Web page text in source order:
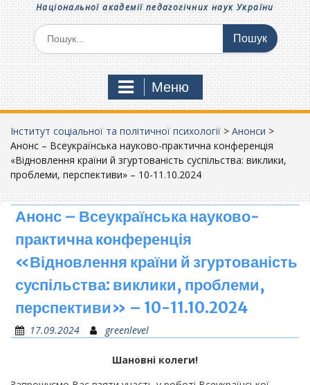
Національної академії педагогічних наук України
Шукати:
Меню
Інститут соціальної та політичної психології > Анонси >
Анонс – Всеукраїнська науково-практична конференція
«Відновлення країни й згуртованість суспільства: виклики,
проблеми, перспективи» – 10-11.10.2024
Анонс – Всеукраїнська науково-
практична конференція
«Відновлення країни й згуртованість
суспільства: виклики, проблеми,
перспективи» – 10-11.10.2024
17.09.2024 greenlevel
Шановні колеги!